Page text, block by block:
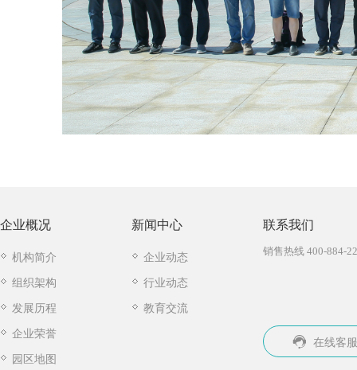
企业概况
机构简介
组织架构
发展历程
企业荣誉
园区地图
新闻中心
企业动态
行业动态
教育交流
联系我们
销售热线 400-884-
在线客服